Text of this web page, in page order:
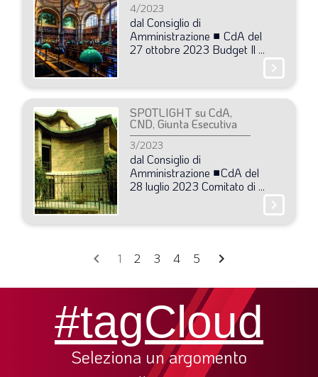
4/2023
dal Consiglio di
Amministrazione ■ CdA del
27ottobre 2023 Budget Il ...
chevron_right
SPOTLIGHT su CdA,
CND, Giunta Esecutiva
3/2023
dal Consiglio di
Amministrazione ■CdA del
28 luglio 2023 Comitato di ...
chevron_right
chevron_left 1 2 3 4 5 chevron_right
#tagCloud
Seleziona un argomento